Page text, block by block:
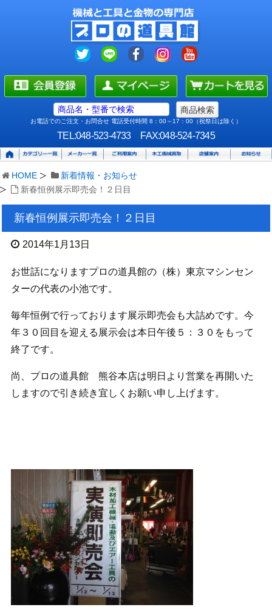
お電話でのご注文・お問合せ 電話受付時間 8：00～17：00（祝祭日は除く）
TEL:048-523-4733 FAX:048-524-7345
HOME
新着情報・お知らせ
新春恒例展示即売会！２日目
新春恒例展示即売会！２日目
2014年1月13日
お世話になりますプロの道具館の（株）東京マシンセン
ターの代表の小池です。
毎年恒例で行っております展示即売会も大詰めです。今
年３０回目を迎える展示会は本日午後５：３０をもって
終了です。
尚、プロの道具館 熊谷本店は明日より営業を再開いた
しますので引き続き宜しくお願い申し上げます。